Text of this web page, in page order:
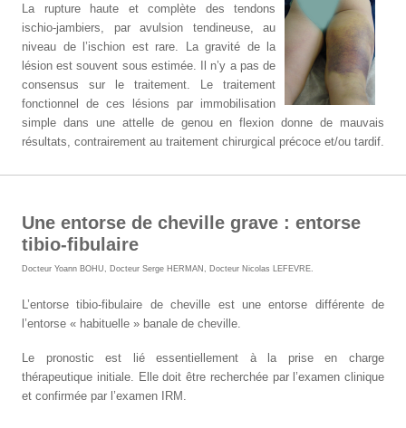
La rupture haute et complète des tendons
ischio-jambiers, par avulsion tendineuse, au
niveau de l’ischion est rare. La gravité de la
lésion est souvent sous estimée. Il n’y a pas de
consensus sur le traitement. Le traitement
fonctionnel de ces lésions par immobilisation
simple dans une attelle de genou en flexion donne de mauvais
résultats, contrairement au traitement chirurgical précoce et/ou tardif.
Une entorse de cheville grave : entorse
tibio-fibulaire
Docteur Yoann BOHU Docteur Serge HERMAN Docteur Nicolas LEFEVRE
L’entorse tibio-fibulaire de cheville est une entorse différente de
l’entorse « habituelle » banale de cheville.
Le pronostic est lié essentiellement à la prise en charge
thérapeutique initiale. Elle doit être recherchée par l’examen clinique
et confirmée par l’examen IRM.